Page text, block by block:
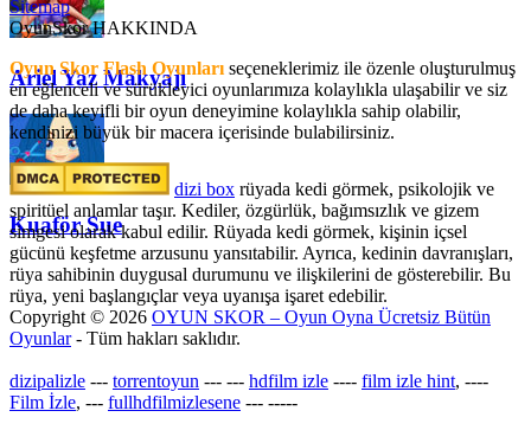
Ariel Yaz Makyajı
Kuaför Sue
Sitemap
OyunSkor HAKKINDA
Oyun Skor Flash Oyunları seçeneklerimiz ile özenle oluşturulmuş
en eğlenceli ve sürükleyici oyunlarımıza kolaylıkla ulaşabilir ve siz
de daha keyifli bir oyun deneyimine kolaylıkla sahip olabilir,
kendinizi büyük bir macera içerisinde bulabilirsiniz.
dizi box rüyada kedi görmek​, psikolojik ve
spiritüel anlamlar taşır. Kediler, özgürlük, bağımsızlık ve gizem
simgesi olarak kabul edilir. Rüyada kedi görmek, kişinin içsel
gücünü keşfetme arzusunu yansıtabilir. Ayrıca, kedinin davranışları,
rüya sahibinin duygusal durumunu ve ilişkilerini de gösterebilir. Bu
rüya, yeni başlangıçlar veya uyanışa işaret edebilir.
Copyright © 2026 OYUN SKOR – Oyun Oyna Ücretsiz Bütün
Oyunlar- Tüm hakları saklıdır.
dizipalizle --- torrentoyun --- --- hdfilm izle ---- film izle hint, ----
Film İzle, --- fullhdfilmizlesene --- -----